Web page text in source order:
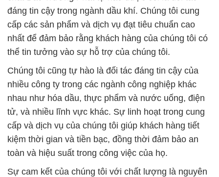
đáng tin cậy trong ngành dầu khí. Chúng tôi cung
cấp các sản phẩm và dịch vụ đạt tiêu chuẩn cao
nhất để đảm bảo rằng khách hàng của chúng tôi có
thể tin tưởng vào sự hỗ trợ của chúng tôi.
Chúng tôi cũng tự hào là đối tác đáng tin cậy của
nhiều công ty trong các ngành công nghiệp khác
nhau như hóa dầu, thực phẩm và nước uống, điện
tử, và nhiều lĩnh vực khác. Sự linh hoạt trong cung
cấp và dịch vụ của chúng tôi giúp khách hàng tiết
kiệm thời gian và tiền bạc, đồng thời đảm bảo an
toàn và hiệu suất trong công việc của họ.
Sự cam kết của chúng tôi với chất lượng là nguyên